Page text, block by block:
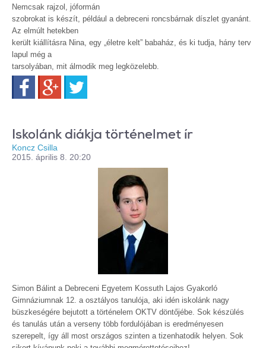
Nemcsak rajzol, jóformán
szobrokat is készít, például a debreceni roncsbárnak díszlet gyanánt.
Az elmúlt hetekben
került kiállításra Nina, egy „életre kelt” babaház, és ki tudja, hány terv
lapul még a
tarsolyában, mit álmodik meg legközelebb.
FacebookGoogle+
Iskolánk diákja történelmet ír
Koncz Csilla
2015. április 8. 20:20
Simon Bálint a Debreceni Egyetem Kossuth Lajos Gyakorló
Gimnáziumnak 12. a osztályos tanulója, aki idén iskolánk nagy
büszkeségére bejutott a történelem OKTV döntőjébe. Sok készülés
és tanulás után a verseny több fordulójában is eredményesen
szerepelt, így áll most országos szinten a tizenhatodik helyen. Sok